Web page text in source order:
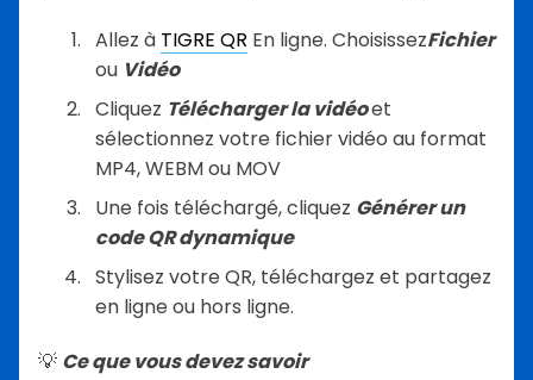
Allez à TIGRE QR En ligne. ChoisissezFichier
ou Vidéo
Cliquez Télécharger la vidéoet
sélectionnez votre fichier vidéo au format
MP4, WEBM ou MOV
Une fois téléchargé, cliquez Générer un
code QR dynamique
Stylisez votre QR, téléchargez et partagez
en ligne ou hors ligne.
💡 Ce que vous devez savoir